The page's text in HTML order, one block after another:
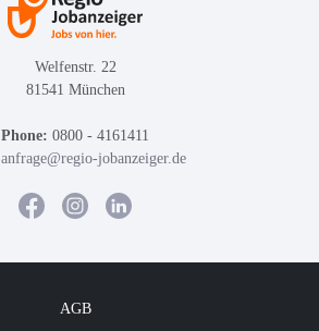
Welfenstr. 22
81541 München
Phone: 0800 - 4161411
anfrage@regio-jobanzeiger.de
AGB